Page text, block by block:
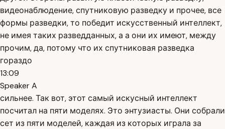
видеонаблюдение, спутниковую разведку и прочее, все
формы разведки, то победит искусственный интеллект,
не имея таких разведданных, а а они их имеют, между
прочим, да, потому что их спутниковая разведка
гораздо
13:09
Speaker A
сильнее. Так вот, этот самый искусный интеллект
посчитал на пяти моделях. Это энтузиасты. Они собрали
сет из пяти моделей, каждая из которых играла за